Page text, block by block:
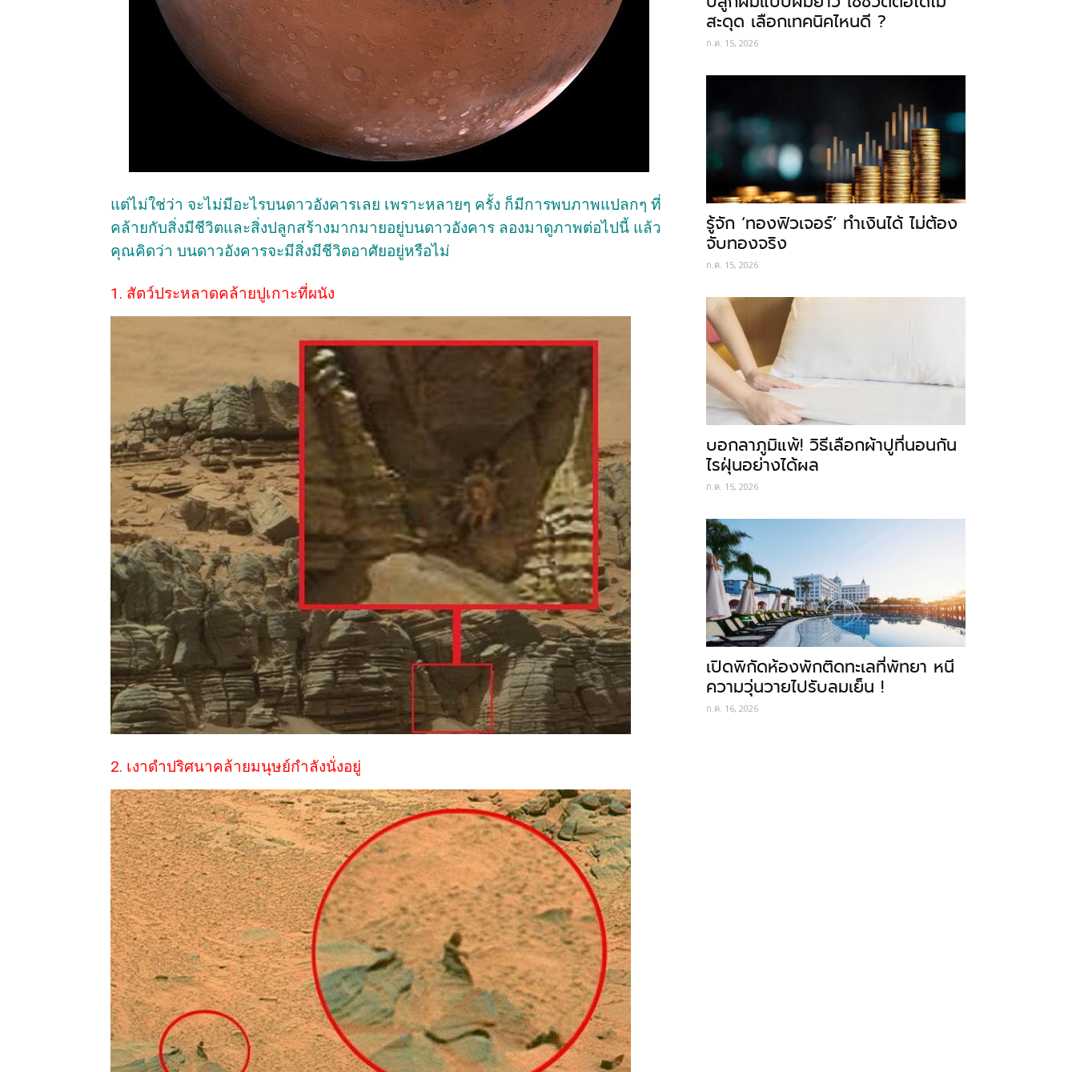
แต่ไม่ใช่ว่า จะไม่มีอะไรบนดาวอังคารเลย เพราะหลายๆ ครั้ง ก็มีการพบภาพแปลกๆ ที่
คล้ายกับสิ่งมีชีวิตและสิ่งปลูกสร้างมากมายอยู่บนดาวอังคาร ลองมาดูภาพต่อไปนี้ แล้ว
คุณคิดว่า บนดาวอังคารจะมีสิ่งมีชีวิตอาศัยอยู่หรือไม่
1. สัตว์ประหลาดคล้ายปูเกาะที่ผนัง
2. เงาดำปริศนาคล้ายมนุษย์กำลังนั่งอยู่
สะดุด เลือกเทคนิคไหนดี ?
ก.ค. 15, 2026
รู้จัก ‘ทองฟิวเจอร์’ ทำเงินได้ ไม่ต้อง
จับทองจริง
ก.ค. 15, 2026
บอกลาภูมิแพ้! วิธีเลือกผ้าปูที่นอนกัน
ไรฝุ่นอย่างได้ผล
ก.ค. 15, 2026
เปิดพิกัดห้องพักติดทะเลที่พัทยา หนี
ความวุ่นวายไปรับลมเย็น !
ก.ค. 16, 2026